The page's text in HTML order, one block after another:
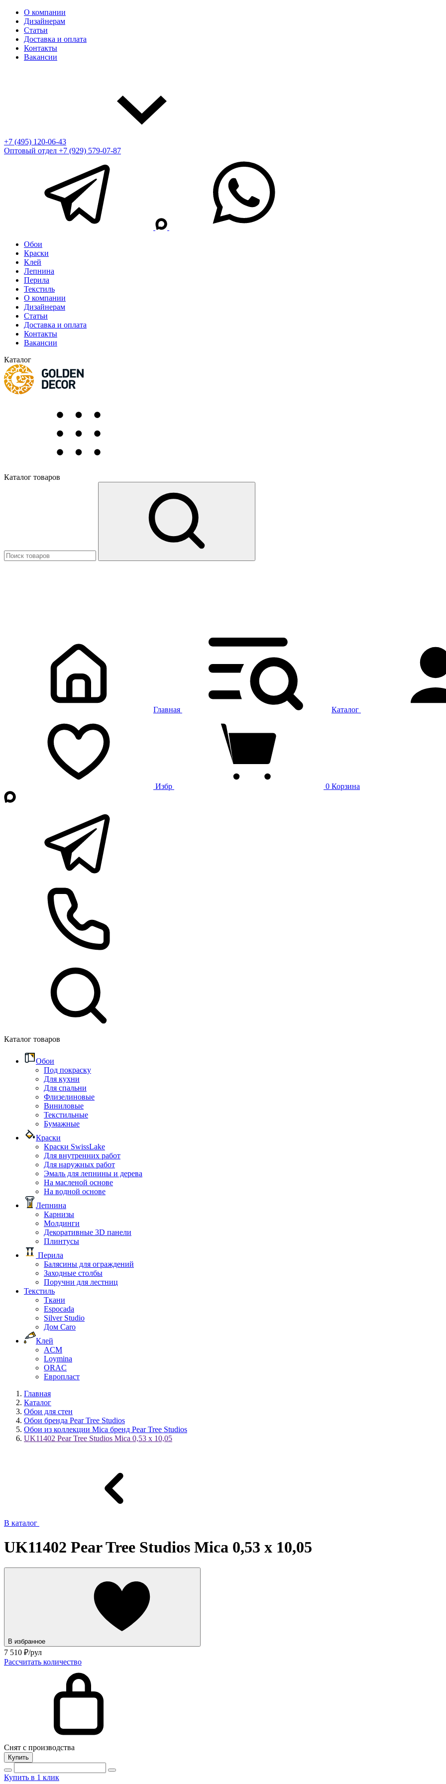
О компании
Дизайнерам
Статьи
Доставка и оплата
Контакты
Вакансии
+7 (495) 120-06-43
Оптовый отдел +7 (929) 579-07-87
Обои
Краски
Клей
Лепнина
Перила
Текстиль
О компании
Дизайнерам
Статьи
Доставка и оплата
Контакты
Вакансии
Каталог
Каталог товаров
Главная Каталог
Избр 0 Корзина
Каталог товаров
Обои
Под покраску
Для кухни
Для спальни
Флизелиновые
Виниловые
Текстильные
Бумажные
Краски
Краски SwissLake
Для внутренних работ
Для наружных работ
Эмаль для лепнины и дерева
На масленой основе
На водной основе
Лепнина
Карнизы
Молдинги
Декоративные 3D панели
Плинтусы
Перила
Балясины для ограждений
Заходные столбы
Поручни для лестниц
Текстиль
Ткани
Espocada
Silver Studio
Дом Caro
Клей
ACM
Loymina
ORAC
Европласт
Главная
Каталог
Обои для стен
Обои бренда Pear Tree Studios
Обои из коллекции Mica бренд Pear Tree Studios
UK11402 Pear Tree Studios Mica 0,53 x 10,05
В каталог
UK11402 Pear Tree Studios Mica 0,53 x 10,05
В избранное
7 510 ₽/рул
Рассчитать количество
Снят с производства
Купить
Купить в 1 клик